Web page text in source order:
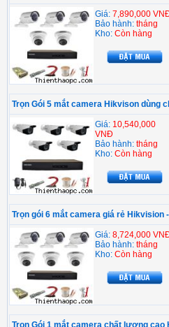
Giá: 7,890,000
Bảo hành: tháng
Kho: Còn hàng
Trọn Gói 5 mắt camera Hikvison dùng
Giá: 10,540,000
VNĐ
Bảo hành: tháng
Kho: Còn hàng
Trọn gói 6 mắt camera giá rẻ Hikvision
Giá: 8,724,000
Bảo hành: tháng
Kho: Còn hàng
Trọn Gói 1 mắt camera chất lượng cao